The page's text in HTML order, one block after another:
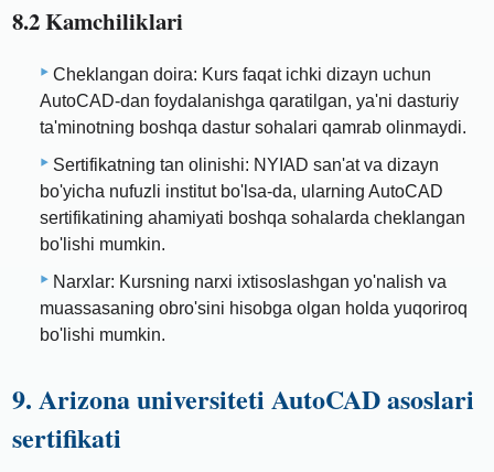
8.2 Kamchiliklari
Cheklangan doira: Kurs faqat ichki dizayn uchun
AutoCAD-dan foydalanishga qaratilgan, ya'ni dasturiy
ta'minotning boshqa dastur sohalari qamrab olinmaydi.
Sertifikatning tan olinishi: NYIAD san'at va dizayn
bo'yicha nufuzli institut bo'lsa-da, ularning AutoCAD
sertifikatining ahamiyati boshqa sohalarda cheklangan
bo'lishi mumkin.
Narxlar: Kursning narxi ixtisoslashgan yo'nalish va
muassasaning obro'sini hisobga olgan holda yuqoriroq
bo'lishi mumkin.
9. Arizona universiteti AutoCAD asoslari
sertifikati